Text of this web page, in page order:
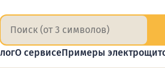
О сервисеПримеры